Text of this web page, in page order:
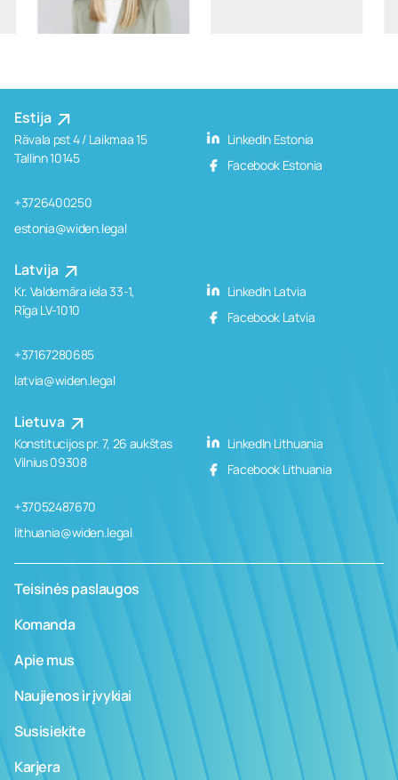
Estija
Rävala pst 4 / Laikmaa 15
Tallinn 10145
+3726400250
estonia@widen.legal
LinkedIn Estonia
Facebook Estonia
Latvija
Kr. Valdemāra iela 33-1,
Rīga LV-1010
+37167280685
latvia@widen.legal
LinkedIn Latvia
Facebook Latvia
Lietuva
Konstitucijos pr. 7, 26 aukštas
Vilnius 09308
+37052487670
lithuania@widen.legal
LinkedIn Lithuania
Facebook Lithuania
Teisinės paslaugos
Komanda
Apie mus
Naujienos ir įvykiai
Susisiekite
Karjera